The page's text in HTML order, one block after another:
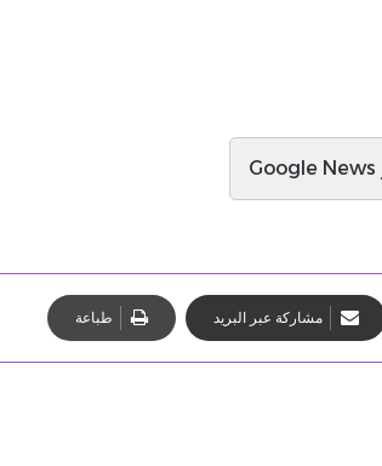
مشاركة عبر البريد طباعة